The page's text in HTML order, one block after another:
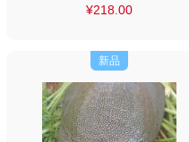
¥218.00
新品